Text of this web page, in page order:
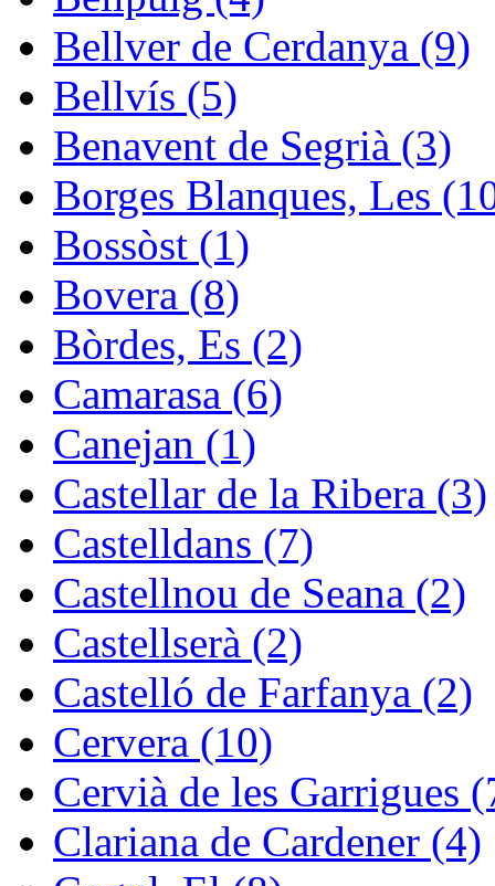
Bellver de Cerdanya (9)
Bellvís (5)
Benavent de Segrià (3)
Borges Blanques, Les
Bossòst (1)
Bovera (8)
Bòrdes, Es (2)
Camarasa (6)
Canejan (1)
Castellar de la Ribera (3)
Castelldans (7)
Castellnou de Seana (2)
Castellserà (2)
Castelló de Farfanya (2)
Cervera (10)
Cervià de les Garrigues
Clariana de Cardener (4)